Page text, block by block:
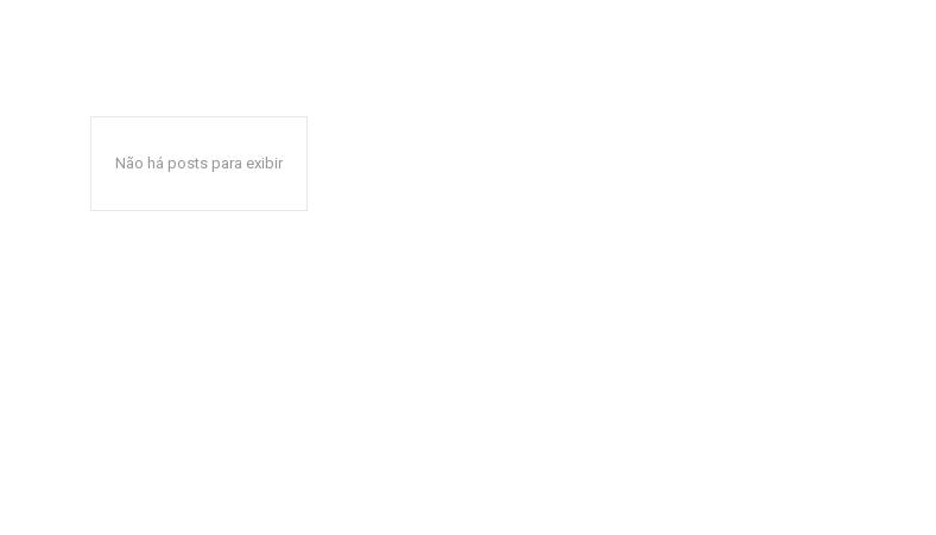
Não há posts para exibir